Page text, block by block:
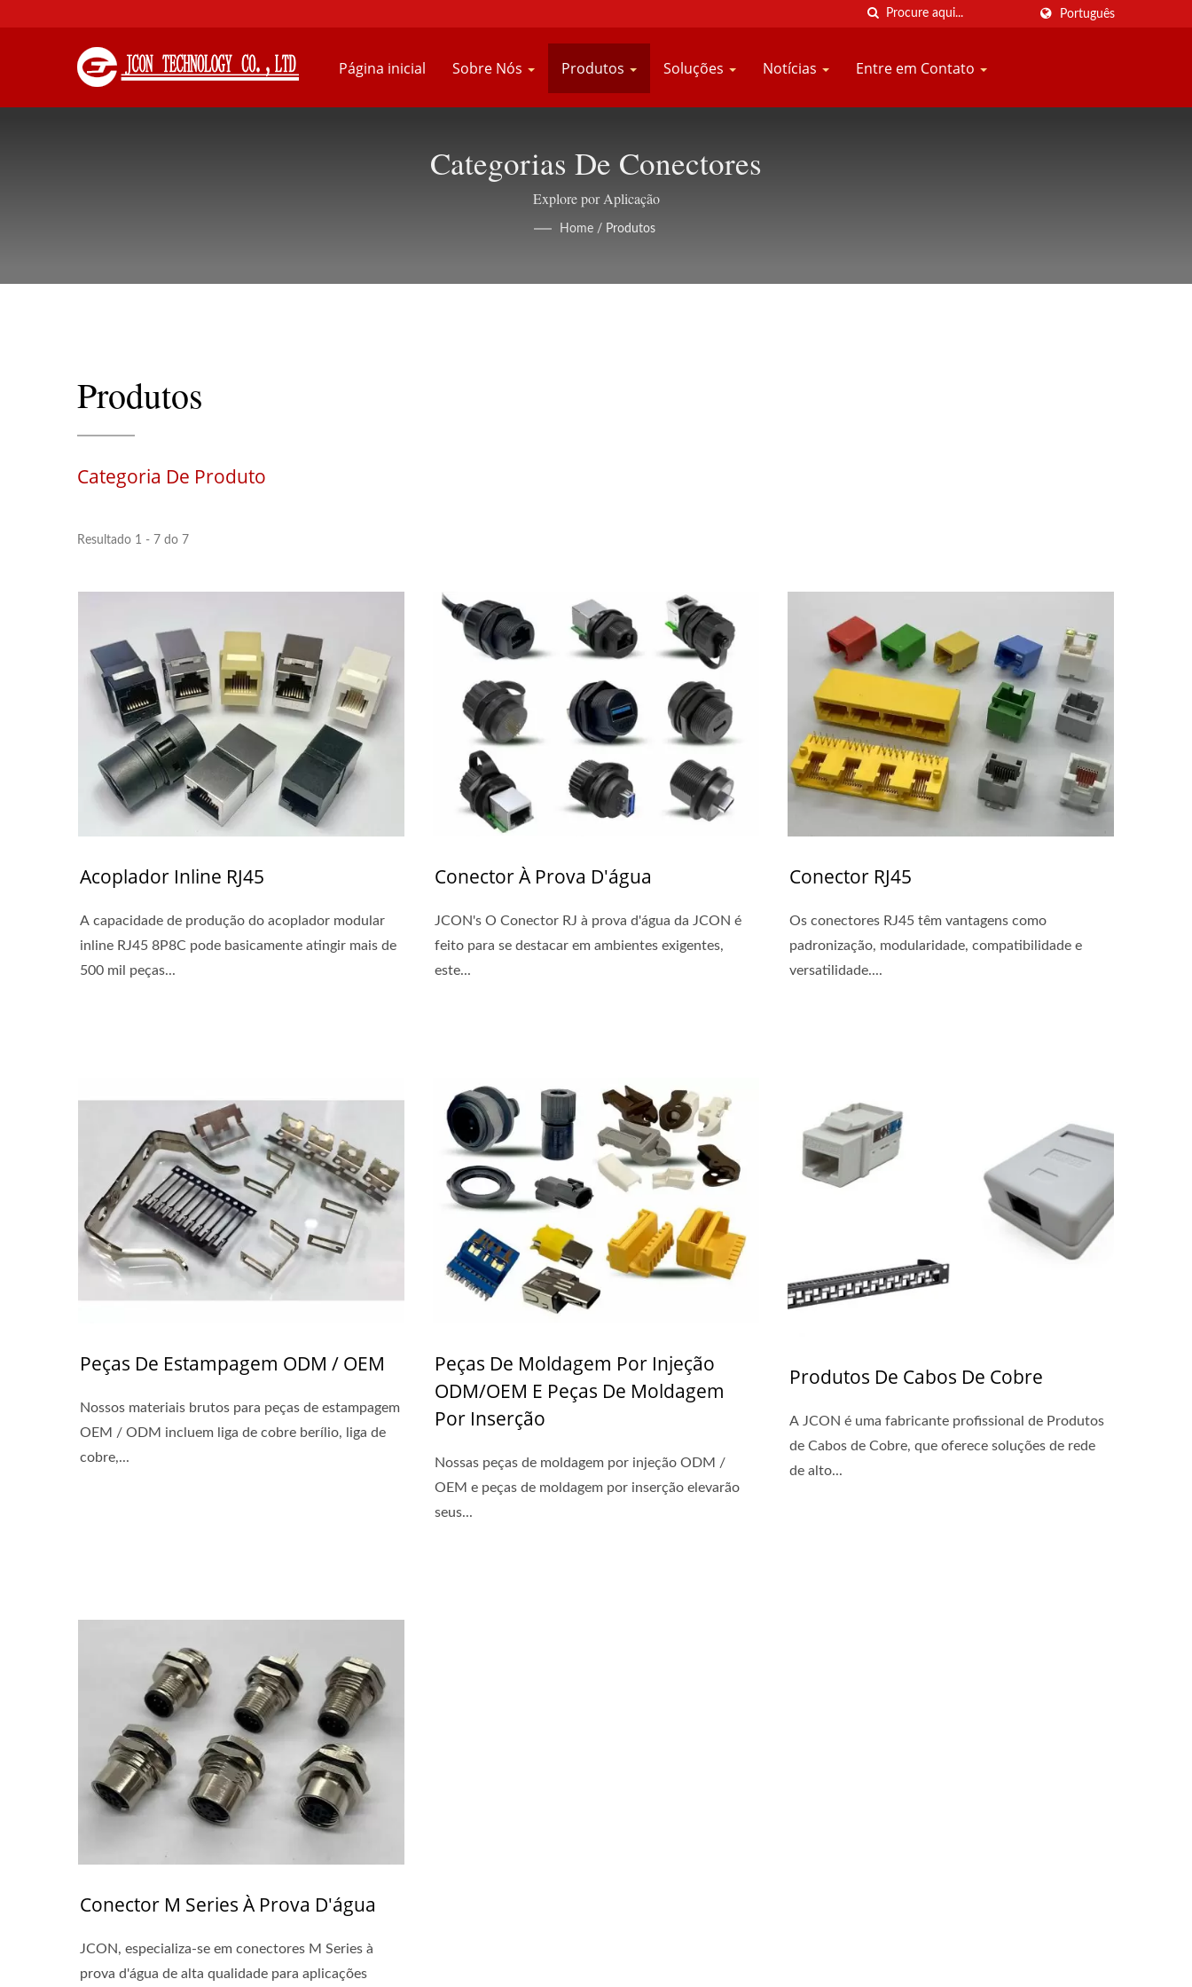
Português
Página inicial Sobre Nós Produtos Soluções Notícias Entre em Contato
Categorias De Conectores
Explore por Aplicação
Home / Produtos
Produtos
Categoria De Produto
Resultado 1 - 7 do 7
Acoplador Inline RJ45
A capacidade de produção do acoplador modular
inline RJ45 8P8C pode basicamente atingir mais de
500 mil peças...
Conector À Prova D'água
JCON's O Conector RJ à prova d'água da JCON é
feito para se destacar em ambientes exigentes,
este...
Conector RJ45
Os conectores RJ45 têm vantagens como
padronização, modularidade, compatibilidade e
versatilidade....
Peças De Estampagem ODM / OEM
Nossos materiais brutos para peças de estampagem
OEM / ODM incluem liga de cobre berílio, liga de
cobre,...
Peças De Moldagem Por Injeção
ODM/OEM E Peças De Moldagem
Por Inserção
Nossas peças de moldagem por injeção ODM /
OEM e peças de moldagem por inserção elevarão
seus...
Produtos De Cabos De Cobre
A JCON é uma fabricante profissional de Produtos
de Cabos de Cobre, que oferece soluções de rede
de alto...
Conector M Series À Prova D'água
JCON, especializa-se em conectores M Series à
prova d'água de alta qualidade para aplicações